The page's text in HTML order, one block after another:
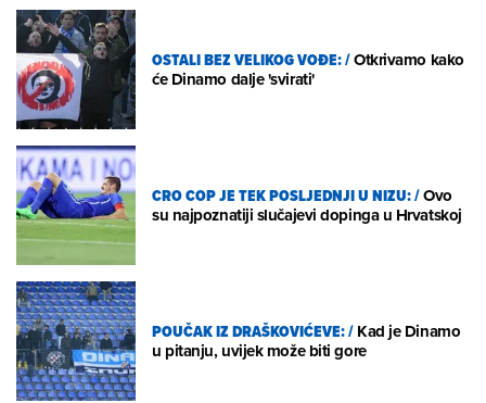
OSTALI BEZ VELIKOG VOĐE:/Otkrivamo kako
će Dinamo dalje 'svirati'
CRO COP JE TEK POSLJEDNJI U NIZU:/Ovo
su najpoznatiji slučajevi dopinga u Hrvatskoj
POUČAK IZ DRAŠKOVIĆEVE:/Kad je Dinamo
u pitanju, uvijek može biti gore